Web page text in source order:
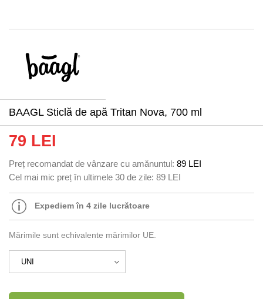
BAAGL Sticlă de apă Tritan Nova, 700 ml
79 LEI
Preț recomandat de vânzare cu amănuntul: 89 LEI
Cel mai mic preț în ultimele 30 de zile: 89 LEI
Expediem în 4 zile lucrătoare
Mărimile sunt echivalente mărimilor UE.